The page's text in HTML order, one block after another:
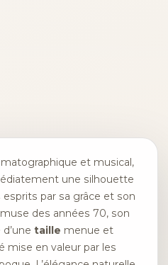
et musical,
une silhouette
par sa grâce et son
des années 70, son
taille menue et
mise en valeur par les